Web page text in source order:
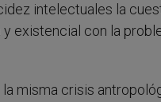
intelectuales la
existencial con la
misma crisis